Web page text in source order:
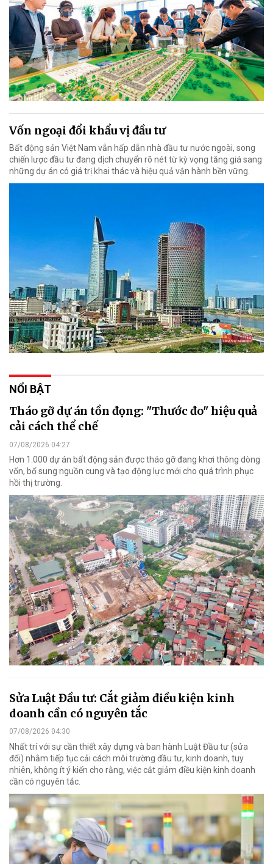
Vốn ngoại đổi khẩu vị đầu tư
Bất động sản Việt Nam vẫn hấp dẫn nhà đầu tư nước ngoài, song
chiến lược đầu tư đang dịch chuyển rõ nét từ kỳ vọng tăng giá sang
những dự án có giá trị khai thác và hiệu quả vận hành bền vững.
NỔI BẬT
Tháo gỡ dự án tồn đọng: "Thước đo" hiệu quả
cải cách thể chế
07/08/2026 04:27
Hơn 1.000 dự án bất động sản được tháo gỡ đang khơi thông dòng
vốn, bổ sung nguồn cung và tạo động lực mới cho quá trình phục
hồi thị trường.
Sửa Luật Đầu tư: Cắt giảm điều kiện kinh
doanh cần có nguyên tắc
07/08/2026 04:30
Nhất trí với sự cần thiết xây dựng và ban hành Luật Đầu tư (sửa
đổi) nhằm tiếp tục cải cách môi trường đầu tư, kinh doanh, tuy
nhiên, không ít ý kiến cho rằng, việc cắt giảm điều kiện kinh doanh
cần có nguyên tắc.